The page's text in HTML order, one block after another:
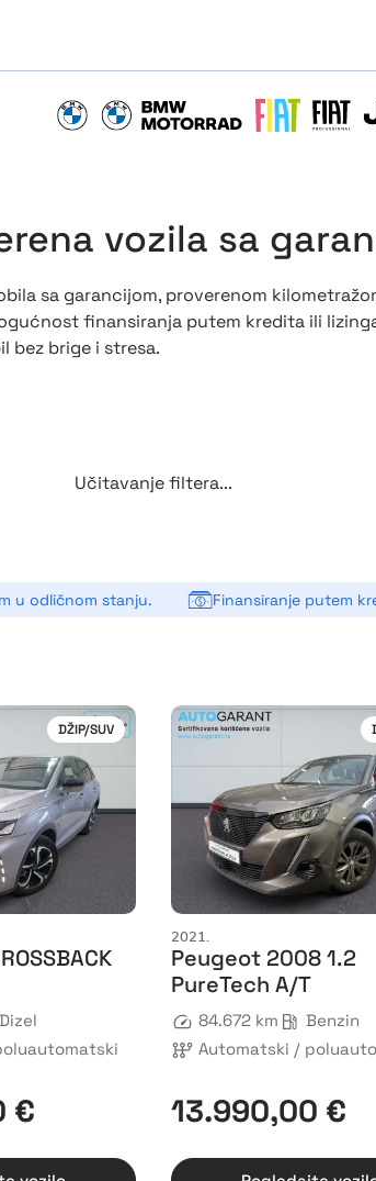
BMW BMW MOTORRAD FIAT FIAT
vozila sa
sa garancijom, proverenom
finansiranja putem kredita ili
bez brige i stresa.
Učitavanje filtera...
u odličnom stanju.
Finansiranje putem
DŽIP/SUV
Dizel
€
2021.
Peugeot 2008 1.2
PureTech A/T
84.672 km
Benzin
Automatski /
13.990,00 €